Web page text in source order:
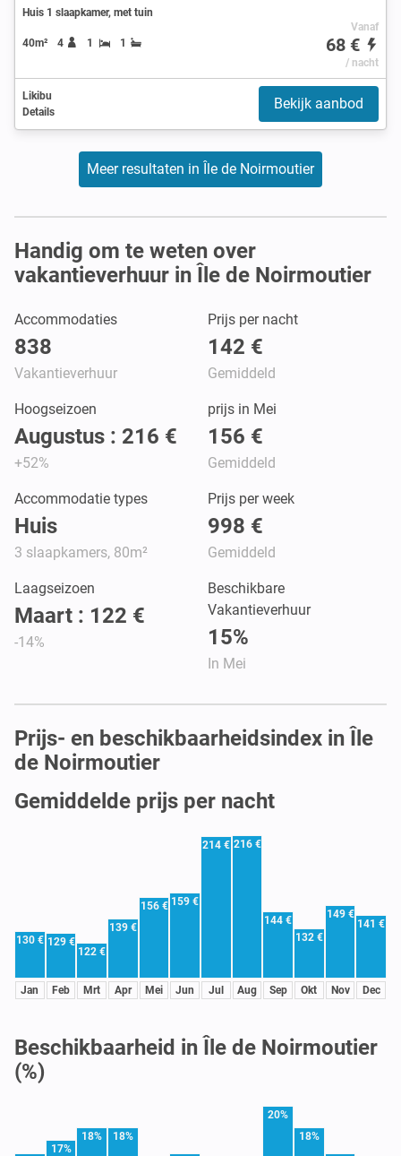
Huis 1 slaapkamer, met tuin
40m² 4 1 1
Vanaf
68 €
/ nacht
Likibu
Details
Bekijk aanbod
Meer resultaten in Île de Noirmoutier
Handig om te weten over
vakantieverhuur in Île de Noirmoutier
Accommodaties
838
Vakantieverhuur
Prijs per nacht
142 €
Gemiddeld
Hoogseizoen
Augustus : 216 €
+52%
prijs in Mei
156 €
Gemiddeld
Accommodatie types
Huis
3 slaapkamers, 80m²
Prijs per week
998 €
Gemiddeld
Laagseizoen
Maart : 122 €
-14%
Beschikbare
Vakantieverhuur
15%
In Mei
Prijs- en beschikbaarheidsindex in Île
de Noirmoutier
Gemiddelde prijs per nacht
130 €
Jan
129 €
Feb
122 €
Mrt
139 €
Apr
156 €
Mei
159 €
Jun
214 €
Jul
216 €
Aug
144 €
Sep
132 €
Okt
149 €
Nov
141 €
Dec
Beschikbaarheid in Île de Noirmoutier
(%)
17%
18% 18%
20%
18%